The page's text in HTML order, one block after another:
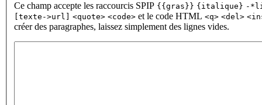
Ce champ accepte les raccourcis SPIP {{gras}} {italique} -
[texte->url]
<quote> <code> et le code HTML <q> <del>
créer des paragraphes, laissez simplement des lignes vides.